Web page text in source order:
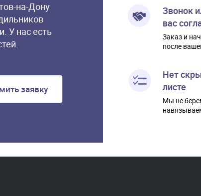
на-Дону
У нас есть
заявку
Звонок
вас
Заказ и
после
Нет
листе
Мы не